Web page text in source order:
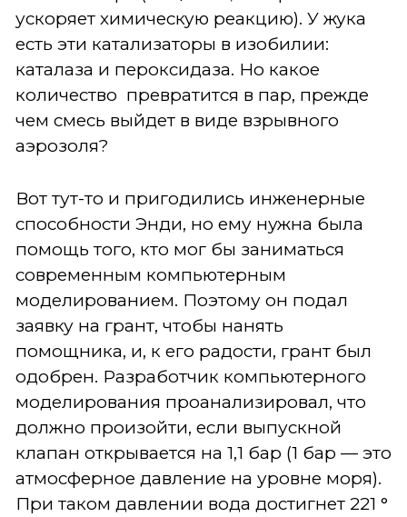
ускоряет химическую реакцию). У жука
есть эти катализаторы в изобилии:
каталаза и пероксидаза. Но какое
количество превратится в пар, прежде
чем смесь выйдет в виде взрывного
аэрозоля?
Вот тут-то и пригодились инженерные
способности Энди, но ему нужна была
помощь того, кто мог бы заниматься
современным компьютерным
моделированием. Поэтому он подал
заявку на грант, чтобы нанять
помощника, и, к его радости, грант был
одобрен. Разработчик компьютерного
моделирования проанализировал, что
должно произойти, если выпускной
клапан открывается на 1,1 бар (1 бар — это
атмосферное давление на уровне моря).
При таком давлении вода достигнет 221 °